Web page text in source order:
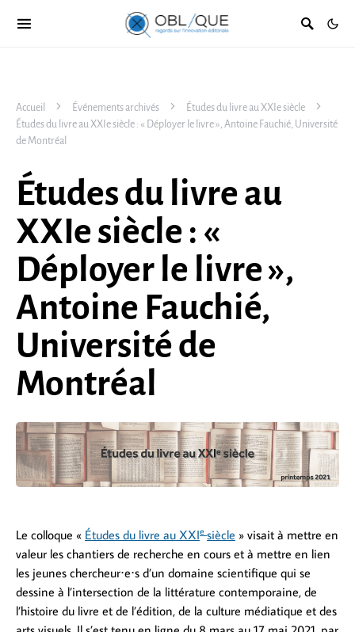
Accueil Événements archivés
Études du livre au XXIe siècle
Études du livre au XXIe siècle : « Déployer le livre », Antoine Fauchié, Université
de Montréal
Études du livre au
XXIe siècle : «
Déployer le livre »,
Antoine Fauchié,
Université de
Montréal
Le colloque « Études du livre au XXIe siècle » visait à mettre en
valeur les chantiers de recherche en cours et à mettre en lien
les jeunes chercheur⋅e⋅s d’un domaine scientifique qui se
dessine à l’intersection de la littérature contemporaine, de
l’histoire du livre et de l’édition, de la culture médiatique et des